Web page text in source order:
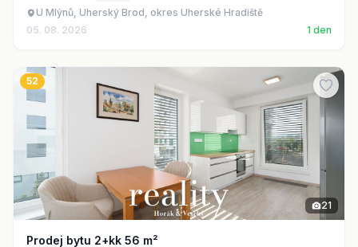
U Mlýnů, Uherský Brod, okres Uherské Hradiště
05. 08. 2026
1 den
52
21
Prodej bytu 2+kk 56 m²